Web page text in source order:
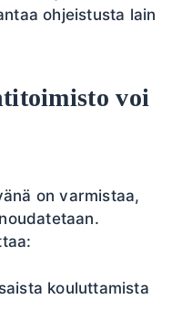
ohjeistusta lain
voi
on varmistaa,
kouluttamista